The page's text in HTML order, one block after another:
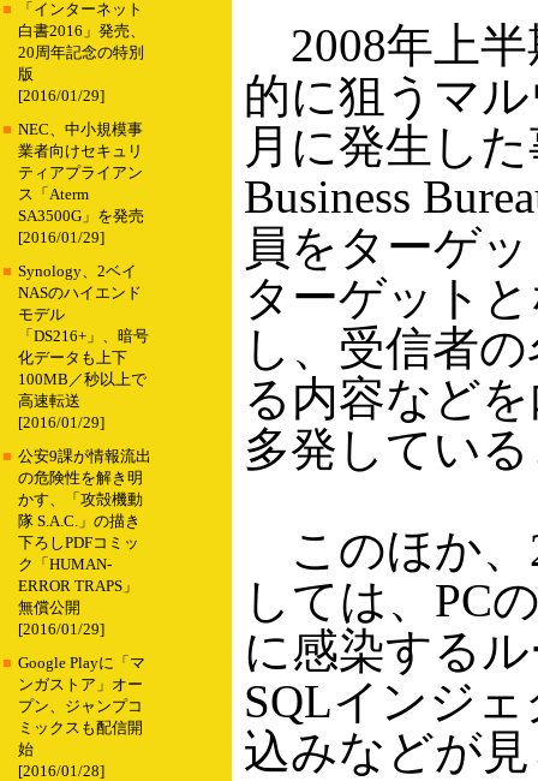
■
「インターネット
白書2016」発売、
20周年記念の特別
版
[2016/01/29]
■ NEC、中小規模事
業者向けセキュリ
ティアプライアン
ス「Aterm
SA3500G」を発売
[2016/01/29]
■ Synology、2ベイ
NASのハイエンド
モデル
「DS216+」、暗号
化データも上下
100MB／秒以上で
高速転送
[2016/01/29]
■ 公安9課が情報流出
の危険性を解き明
かす、「攻殻機動
隊 S.A.C.」の描き
下ろしPDFコミッ
ク「HUMAN-
ERROR TRAPS」
無償公開
[2016/01/29]
■ Google Playに「マ
ンガストア」オー
プン、ジャンプコ
ミックスも配信開
始
[2016/01/28]
2008年上半
的に狙うマ
月に発生し
Business
員をターゲ
ターゲット
し、受信者
る内容など
多発してい
このほか、
しては、PC
に感染する
SQLインジ
込みなどが